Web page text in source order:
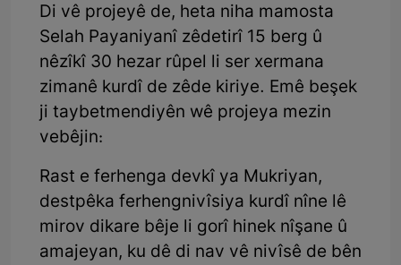
Di vê projeyê de, heta niha mamosta
Selah Payaniyanî zêdetirî 15 berg û
nêzîkî 30 hezar rûpel li ser xermana
zimanê kurdî de zêde kiriye. Emê beşek
ji taybetmendiyên wê projeya mezin
vebêjin:
Rast e ferhenga devkî ya Mukriyan,
destpêka ferhengnivîsiya kurdî nîne lê
mirov dikare bêje li gorî hinek nîşane û
amajeyan, ku dê di nav vê nivîsê de bên